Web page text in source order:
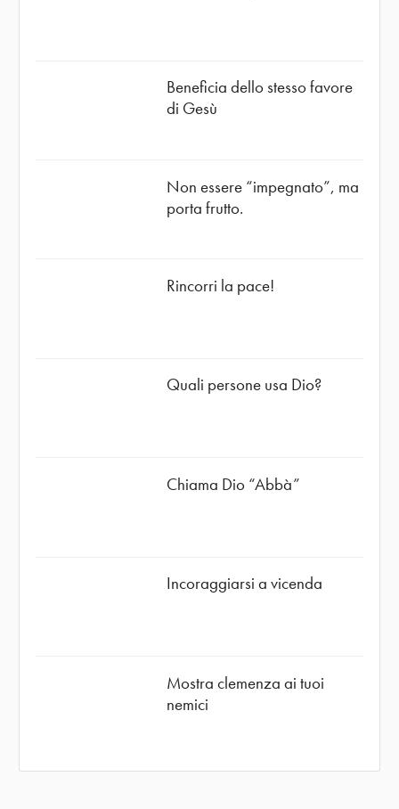
Beneficia dello stesso favore
di Gesù
Non essere “impegnato”, ma
porta frutto.
Rincorri la pace!
Quali persone usa Dio?
Chiama Dio “Abbà”
Incoraggiarsi a vicenda
Mostra clemenza ai tuoi
nemici